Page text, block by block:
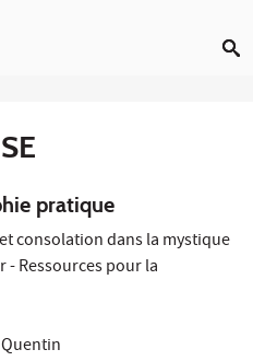
pratique
consolation dans la mystique
Ressources pour la